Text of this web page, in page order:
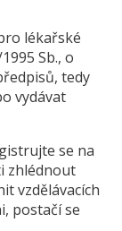
lékařské
Sb., o
tedy
vydávat
se na
zhlédnout
vzdělávacích
postačí se